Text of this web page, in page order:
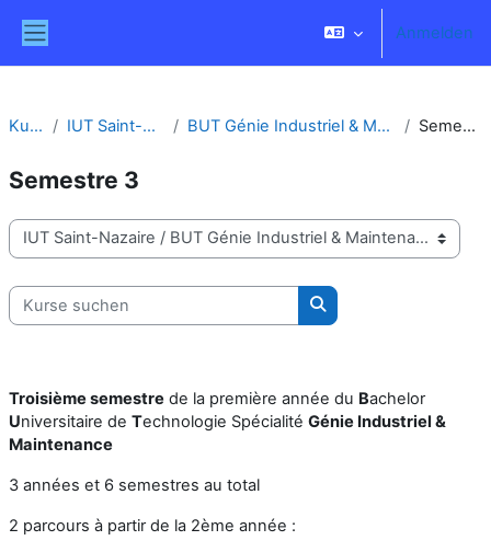
Anmelden
Kurse IUT Saint-Nazaire BUT Génie Industriel & Maintenance Semestre 3
Semestre 3
Kursbereiche
Kurse suchen
Kurse suchen
Troisième semestre de la première année du Bachelor
Universitaire de Technologie Spécialité Génie Industriel &
Maintenance
3 années et 6 semestres au total
2 parcours à partir de la 2ème année :